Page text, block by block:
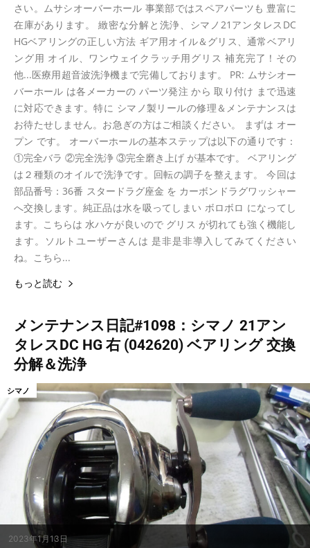
さい。ムサシオーバーホール 事業部ではスペアパーツも 豊富に
在庫があります。 緻密な分解と洗浄、シマノ21アンタレスDC
HGベアリングの正しい方法 ギア用オイル＆グリス、通常ベアリ
ング用 オイル、ワンウェイクラッチ用グリス 補充完了！その
他...医療用超音波洗浄機まで完備しております。 PR: ムサシオー
バーホール は各メーカーの パーツ発注 から 取り付け まで迅速
に対応できます。特に シマノ製リールの修理＆メンテナンスは
お待たせしません。お急ぎの方はご相談ください。 まずは オー
プン です。 オーバーホールの基本ステップは以下の通りです：
①完全バラ ②完全洗浄 ③完全磨き上げ が基本です。 ベアリング
は２種類のオイルで洗浄です。回転の調子を整えます。 今回は
部品番号：36番 スタードラグ座金 を カーボンドラグワッシャー
へ交換します。純正品は水を吸ってしまい ボロボロ になってし
ます。こちらは 水ハケが良いので グリス が切れても強く機能し
ます。ソルトユーザーさんは 是非是非導入してみてください
ね。こちら...
もっと読む
メンテナンス日記#1098：シマノ 21アン
タレスDC HG 右 (042620) ベアリング 交換
分解＆洗浄
2023年1月13日
シマノ